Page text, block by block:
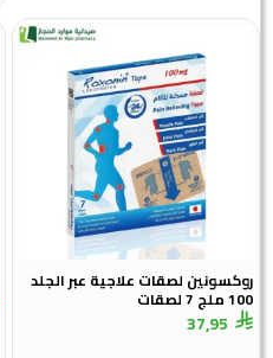
روكسونين لصقات علاجية عبر الجلد
100 ملج 7 لصقات
37,95